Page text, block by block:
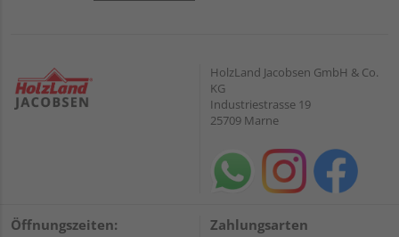
HolzLand Jacobsen GmbH & Co.
KG
Industriestrasse 19
25709 Marne
Öffnungszeiten: Zahlungsarten